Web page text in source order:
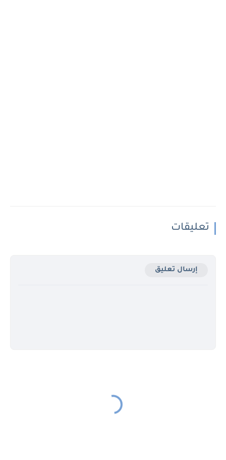
تعليقات
إرسال تعليق